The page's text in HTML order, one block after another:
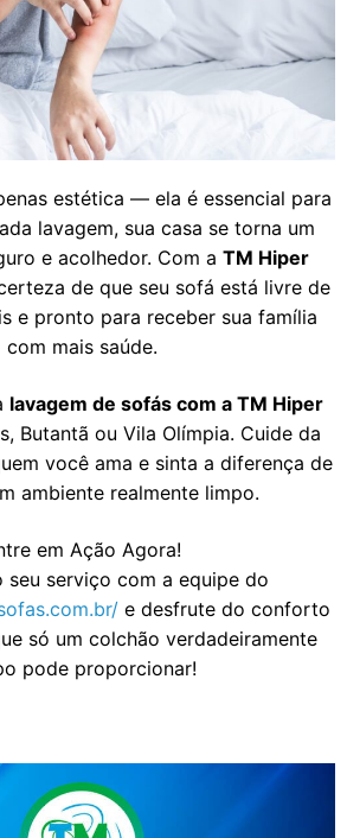
estética — ela é essencial para
lavagem, sua casa se torna um
e acolhedor. Com a TM Hiper
de que seu sofá está livre de
e pronto para receber sua família
com mais saúde.
lavagem de sofás com a TM Hiper
Butantã ou Vila Olímpia. Cuide da
você ama e sinta a diferença de
ambiente realmente limpo.
em Ação Agora!
seu serviço com a equipe do
e desfrute do conforto
só um colchão verdadeiramente
pode proporcionar!